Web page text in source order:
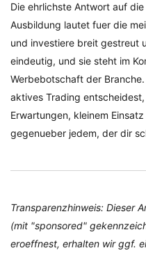
Die ehrlichste Antwort auf
Ausbildung lautet fuer die
und investiere breit gestreut
eindeutig, und sie steht im
Werbebotschaft der
aktives Trading
Erwartungen, kleinem
gegenueber jedem, der dir
Transparenzhinweis: Dieser
(mit "sponsored"
eroeffnest, erhalten wir ggf.